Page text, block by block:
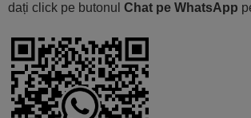
dați click pe butonul Chat pe WhatsApp